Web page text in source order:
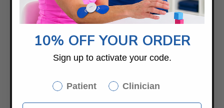
Carreras
Socios internacionales
Saebo Reino Unido
Noticias / Blog
Devoluciones/Cambios
10% OFF YOUR ORDER
Sign up to activate your code.
Patient Clinician